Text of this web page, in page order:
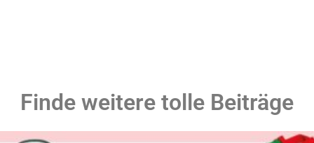
Finde weitere tolle Beiträge